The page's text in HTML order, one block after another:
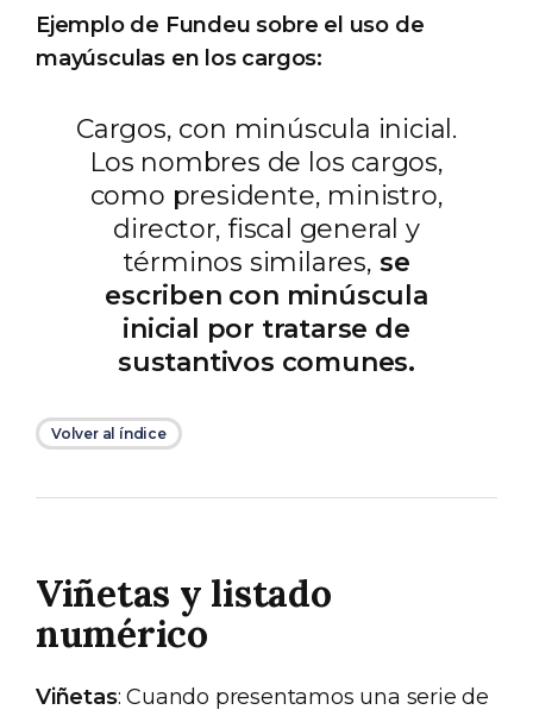
Ejemplo de Fundeu sobre el uso de
mayúsculas en los cargos:
Cargos, con minúscula inicial.
Los nombres de los cargos,
como presidente, ministro,
director, fiscal general y
términos similares, se
escriben con minúscula
inicial por tratarse de
sustantivos comunes.
Volver al índice
Viñetas y listado
numérico
Viñetas: Cuando presentamos una serie de